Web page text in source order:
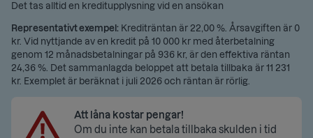
Det tas alltid en kreditupplysning vid en ansökan
Representativt exempel: Krediträntan är 22,00 %. Årsavgiften är 0
kr. Vid nyttjande av en kredit på 10 000 kr med återbetalning
genom 12 månadsbetalningar på 936 kr, är den effektiva räntan
24,36 %. Det sammanlagda beloppet att betala tillbaka är 11 231
kr. Exemplet är beräknat i juli 2026 och räntan är rörlig.
Att låna kostar pengar!
Om du inte kan betala tillbaka skulden i tid